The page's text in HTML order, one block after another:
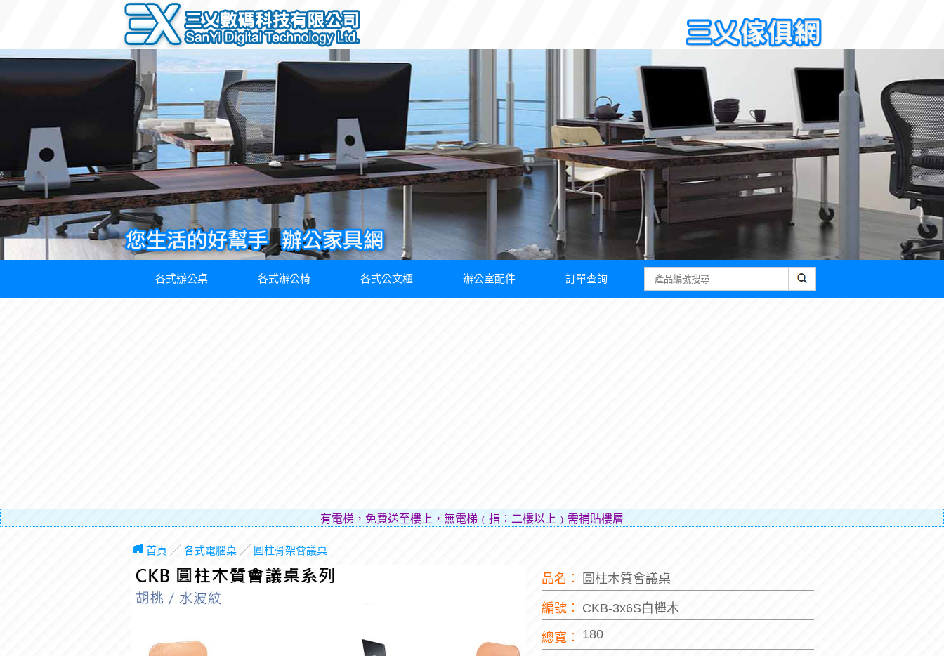
各式辦公桌 各式辦公椅 各式公文櫃 辦公室配件 訂單查詢
有電梯，免費送至樓上，無電梯﹙指︰二樓以上﹚需補貼樓層費用（貼補搬運人
首頁 ╱ 各式電腦桌╱ 圓柱骨架會議桌
品名︰ 圓柱木質會議桌
編號︰ CKB-3x6S白櫸木
總寬︰ 180